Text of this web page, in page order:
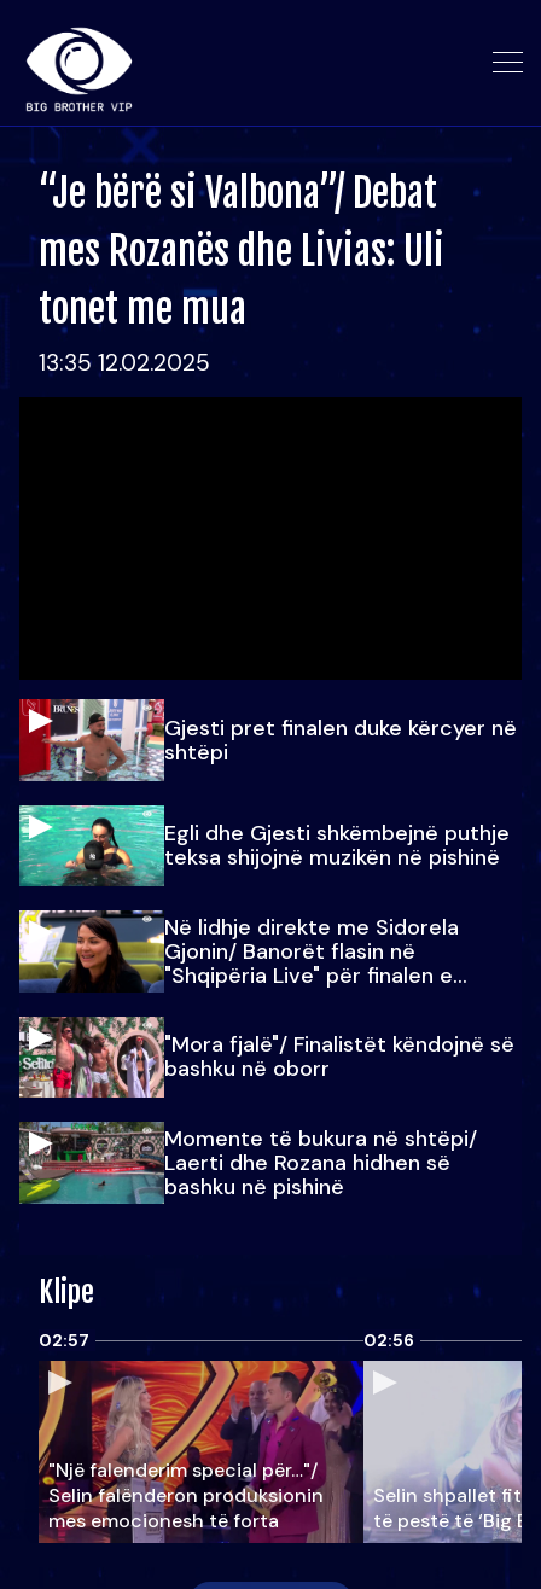
“Je bërë si Valbona”/ Debat
mes Rozanës dhe Livias: Uli
tonet me mua
13:35 12.02.2025
Gjesti pret finalen duke kërcyer në
shtëpi
Egli dhe Gjesti shkëmbejnë puthje
teksa shijojnë muzikën në pishinë
Në lidhje direkte me Sidorela
Gjonin/ Banorët flasin në
"Shqipëria Live" për finalen e
"Mora fjalë"/ Finalistët këndojnë së
bashku në oborr
Momente të bukura në shtëpi/
Laerti dhe Rozana hidhen së
bashku në pishinë
Klipe
02:57
"Një falenderim special për…"/
Selin falënderon produksionin
mes emocionesh të forta
02:56
Selin shpallet
të pestë të ‘Big